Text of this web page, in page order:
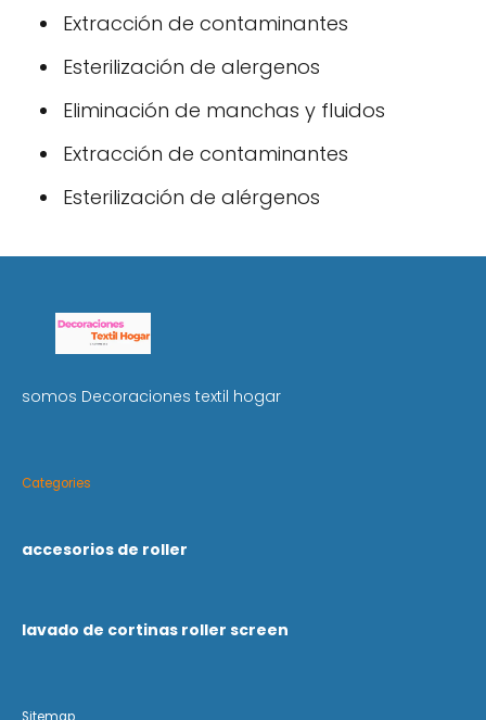
Extracción de contaminantes
Esterilización de alergenos
Eliminación de manchas y fluidos
Extracción de contaminantes
Esterilización de alérgenos
somos Decoraciones textil hogar
Categories
accesorios de roller
lavado de cortinas roller screen